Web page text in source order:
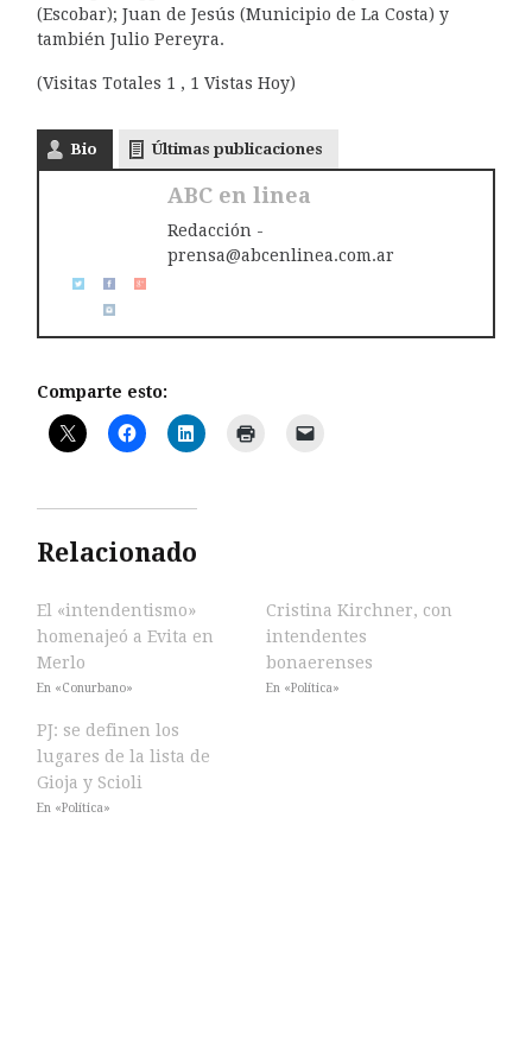
(Escobar); Juan de Jesús (Municipio de La Costa) y
también Julio Pereyra.
(Visitas Totales 1 , 1 Vistas Hoy)
Bio Últimas publicaciones
ABC en linea
Redacción -
prensa@abcenlinea.com.ar
Comparte esto:
Relacionado
El «intendentismo»
homenajeó a Evita en
Merlo
En «Conurbano»
Cristina Kirchner, con
intendentes
bonaerenses
En «Política»
PJ: se definen los
lugares de la lista de
Gioja y Scioli
En «Política»